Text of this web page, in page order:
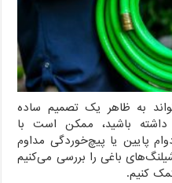
به ظاهر یک تصمیم ساده
داشته باشید، ممکن است با
پایین یا پیچ‌خوردگی مداوم
باغی را بررسی می‌کنیم
کنیم.